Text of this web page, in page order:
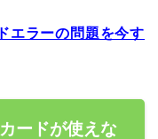
エラーの問題を今す
ードが使えな